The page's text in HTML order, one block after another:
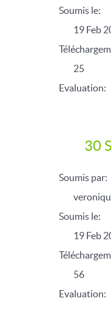
Soumis le:
19 Feb
25
Evaluation:
30
Soumis par:
Soumis le:
19 Feb
56
Evaluation: